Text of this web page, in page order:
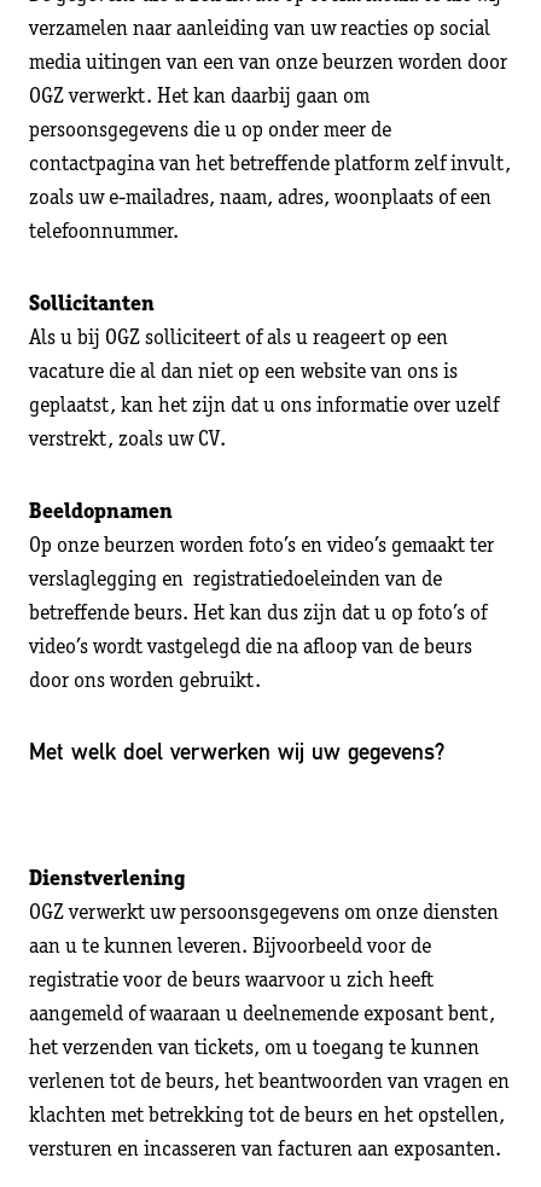
verzamelen naar aanleiding van uw reacties op social
media uitingen van een van onze beurzen worden door
OGZ verwerkt. Het kan daarbij gaan om
persoonsgegevens die u op onder meer de
contactpagina van het betreffende platform zelf invult,
zoals uw e-mailadres, naam, adres, woonplaats of een
telefoonnummer.
Sollicitanten
Als u bij OGZ solliciteert of als u reageert op een
vacature die al dan niet op een website van ons is
geplaatst, kan het zijn dat u ons informatie over uzelf
verstrekt, zoals uw CV.
Beeldopnamen
Op onze beurzen worden foto’s en video’s gemaakt ter
verslaglegging en registratiedoeleinden van de
betreffende beurs. Het kan dus zijn dat u op foto’s of
video’s wordt vastgelegd die na afloop van de beurs
door ons worden gebruikt.
Met welk doel verwerken wij uw gegevens?
Dienstverlening
OGZ verwerkt uw persoonsgegevens om onze diensten
aan u te kunnen leveren. Bijvoorbeeld voor de
registratie voor de beurs waarvoor u zich heeft
aangemeld of waaraan u deelnemende exposant bent,
het verzenden van tickets, om u toegang te kunnen
verlenen tot de beurs, het beantwoorden van vragen en
klachten met betrekking tot de beurs en het opstellen,
versturen en incasseren van facturen aan exposanten.